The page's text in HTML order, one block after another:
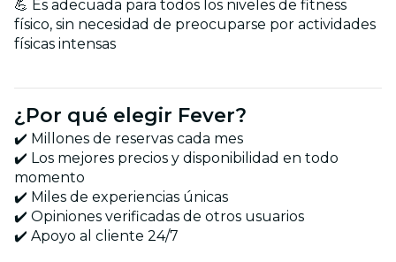
💪 Es adecuada para todos los niveles de fitness
físico, sin necesidad de preocuparse por actividades
físicas intensas
¿Por qué elegir Fever?
✔️ Millones de reservas cada mes
✔️ Los mejores precios y disponibilidad en todo
momento
✔️ Miles de experiencias únicas
✔️ Opiniones verificadas de otros usuarios
✔️ Apoyo al cliente 24/7